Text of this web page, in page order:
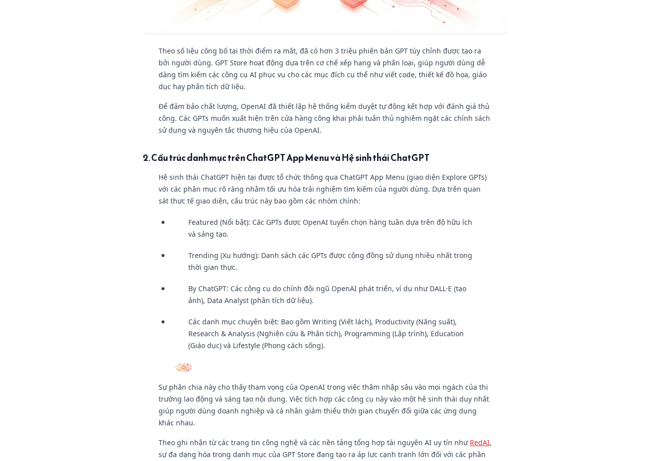
Theo số liệu công bố tại thời điểm ra mắt, đã có hơn 3 triệu phiên bản GPT tùy chỉnh được tạo ra
bởi người dùng. GPT Store hoạt động dựa trên cơ chế xếp hạng và phân loại, giúp người dùng dễ
dàng tìm kiếm các công cụ AI phục vụ cho các mục đích cụ thể như viết code, thiết kế đồ họa, giáo
dục hay phân tích dữ liệu.
Để đảm bảo chất lượng, OpenAI đã thiết lập hệ thống kiểm duyệt tự động kết hợp với đánh giá thủ
công. Các GPTs muốn xuất hiện trên cửa hàng công khai phải tuân thủ nghiêm ngặt các chính sách
sử dụng và nguyên tắc thương hiệu của OpenAI.
2. Cấu trúc danh mục trên ChatGPT App Menu và Hệ sinh thái ChatGPT
Hệ sinh thái ChatGPT hiện tại được tổ chức thông qua ChatGPT App Menu (giao diện Explore GPTs)
với các phân mục rõ ràng nhằm tối ưu hóa trải nghiệm tìm kiếm của người dùng. Dựa trên quan
sát thực tế giao diện, cấu trúc này bao gồm các nhóm chính:
Featured (Nổi bật): Các GPTs được OpenAI tuyển chọn hàng tuần dựa trên độ hữu ích
và sáng tạo.
Trending (Xu hướng): Danh sách các GPTs được cộng đồng sử dụng nhiều nhất trong
thời gian thực.
By ChatGPT: Các công cụ do chính đội ngũ OpenAI phát triển, ví dụ như DALL·E (tạo
ảnh), Data Analyst (phân tích dữ liệu).
Các danh mục chuyên biệt: Bao gồm Writing (Viết lách), Productivity (Năng suất),
Research & Analysis (Nghiên cứu & Phân tích), Programming (Lập trình), Education
(Giáo dục) và Lifestyle (Phong cách sống).
Sự phân chia này cho thấy tham vọng của OpenAI trong việc thâm nhập sâu vào mọi ngách của thị
trường lao động và sáng tạo nội dung. Việc tích hợp các công cụ này vào một hệ sinh thái duy nhất
giúp người dùng doanh nghiệp và cá nhân giảm thiểu thời gian chuyển đổi giữa các ứng dụng
khác nhau.
Theo ghi nhận từ các trang tin công nghệ và các nền tảng tổng hợp tài nguyên AI uy tín như RedAI,
sự đa dạng hóa trong danh mục của GPT Store đang tạo ra áp lực cạnh tranh lớn đối với các phần